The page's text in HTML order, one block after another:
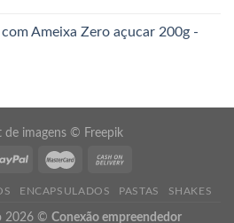
Ameixa Zero açucar 200g -
de imagens © Freepik
ENCAPSULADOS PASTAS SHAKES
2026 © Conexão empreendedor